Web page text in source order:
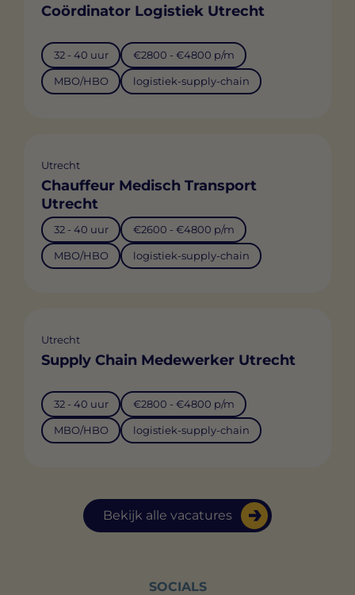
Bekijk alle vacatures
Coördinator Logistiek Utrecht
32 - 40 uur €2800 - €4800 p/m
MBO/HBO logistiek-supply-chain
Utrecht
Chauffeur Medisch Transport
Utrecht
32 - 40 uur €2600 - €4800 p/m
MBO/HBO logistiek-supply-chain
Utrecht
Supply Chain Medewerker Utrecht
32 - 40 uur €2800 - €4800 p/m
MBO/HBO logistiek-supply-chain
SOCIALS